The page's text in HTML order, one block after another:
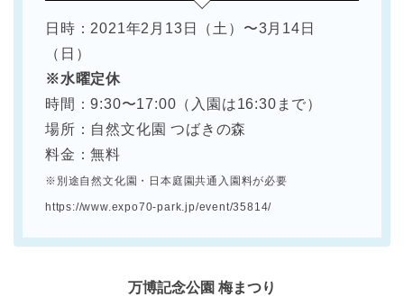
日時：2021年2月13日（土）〜3月14日
（日）
※水曜定休
時間：9:30〜17:00（入園は16:30まで）
場所：自然文化園 つばきの森
料金：無料
※別途自然文化園・日本庭園共通入園料が必要
https://www.expo70-park.jp/event/35814/
万博記念公園 梅まつり